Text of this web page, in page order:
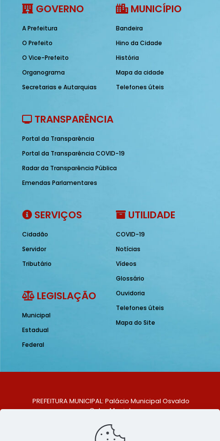
GOVERNO
A Prefeitura
O Prefeito
O Vice-Prefeito
Organograma
Secretarias e Autarquias
MUNICÍPIO
Bandeira
Hino da Cidade
História
Mapa da cidade
Telefones úteis
TRANSPARÊNCIA
Portal da Transparência
Portal da Transparência COVID-19
Radar da Transparência Pública
Emendas Parlamentares
SERVIÇOS
Cidadão
Servidor
Tributário
LEGISLAÇÃO
Municipal
Estadual
Federal
UTILIDADE
COVID-19
Notícias
Vídeos
Glossário
Ouvidoria
Telefones úteis
Mapa do Site
PREFEITURA MUNICIPAL: Palácio Municipal Osvaldo
Celso Maciel
Centro, São Bento do Una - PE. CEP: 553370-128
TELEFONE: (81) 99548-1569